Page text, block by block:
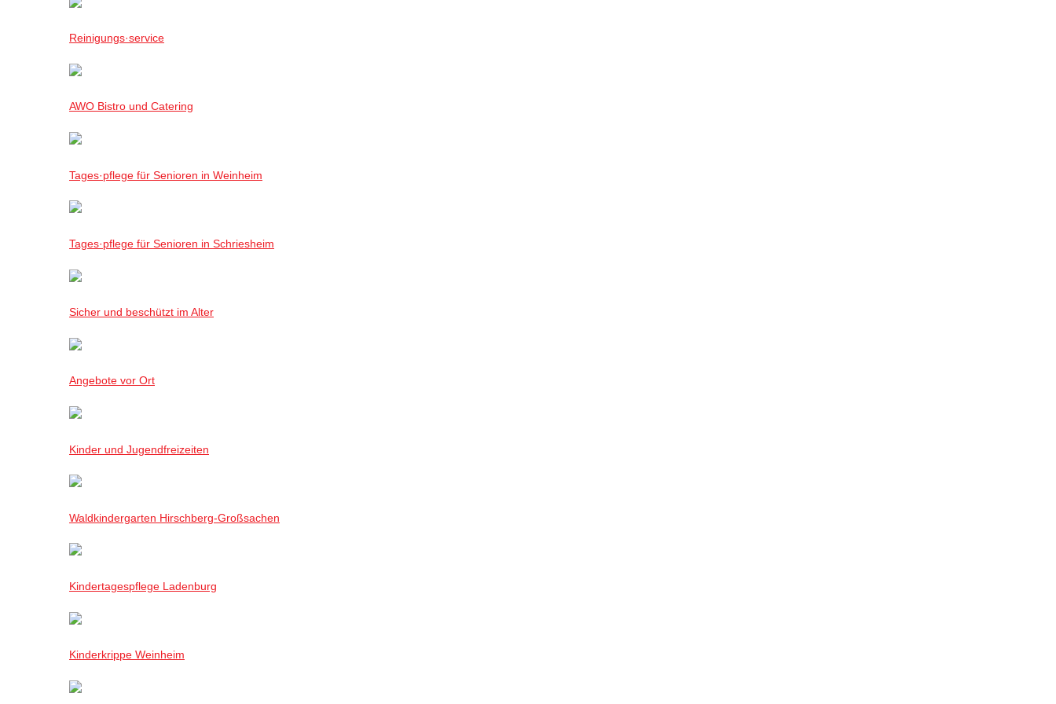
Reinigungs·service
AWO Bistro und Catering
Tages·pflege für Senioren in Weinheim
Tages·pflege für Senioren in Schriesheim
Sicher und beschützt im Alter
Angebote vor Ort
Kinder und Jugendfreizeiten
Waldkindergarten Hirschberg-Großsachen
Kindertagespflege Ladenburg
Kinderkrippe Weinheim